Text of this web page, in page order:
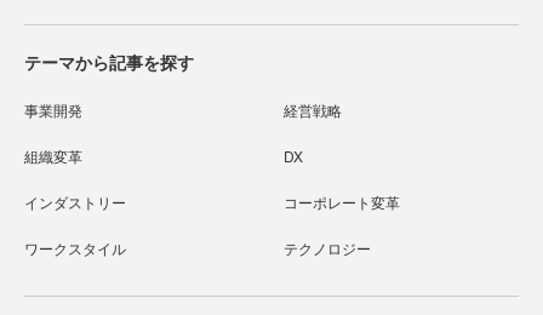
テーマから記事を探す
事業開発 経営戦略
組織変革 DX
インダストリー コーポレート変革
ワークスタイル テクノロジー